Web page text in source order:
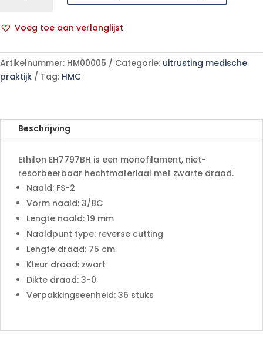
FS-
EH7797BH
36stuks
Voeg toe aan verlanglijst
l
t
e
a
t
Artikelnummer: HM00005 Categorie: uitrusting medische
praktijk
Tag: HMC
Beschrijving
Ethilon EH7797BH is een monofilament, niet-
resorbeerbaar hechtmateriaal met zwarte draad.
Naald: FS-2
Vorm naald: 3/8C
Lengte naald: 19 mm
Naaldpunt type: reverse cutting
Lengte draad: 75 cm
Kleur draad: zwart
Dikte draad: 3-0
Verpakkingseenheid: 36 stuks